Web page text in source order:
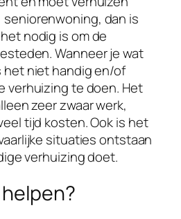
dan is
nodig is om de
Wanneer je wat
het niet handig en/of
verhuizing te doen. Het
zeer zwaar werk,
tijd kosten. Ook is het
situaties ontstaan
verhuizing doet.